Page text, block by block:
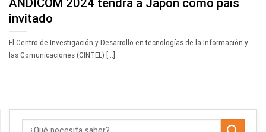
invitado
El Centro de Investigación y Desarrollo en tecnologías de la Información y
las Comunicaciones (CINTEL) [...]